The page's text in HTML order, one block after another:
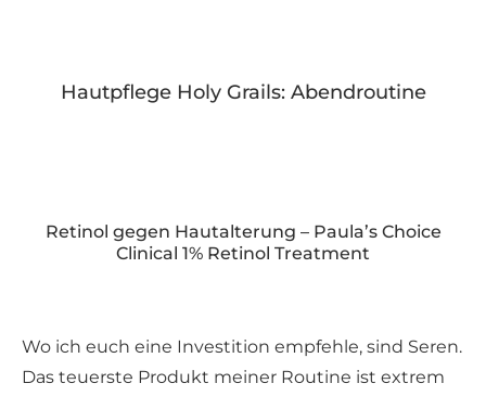
Hautpflege Holy Grails: Abendroutine
Retinol gegen Hautalterung – Paula’s Choice
Clinical 1% Retinol Treatment
Wo ich euch eine Investition empfehle, sind Seren.
Das teuerste Produkt meiner Routine ist extrem